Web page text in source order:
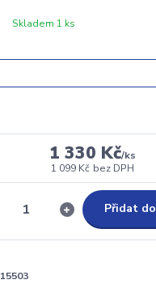
Skladem 1 ks
1 330 Kč/ks
1 099 Kč bez DPH
Přidat
15503